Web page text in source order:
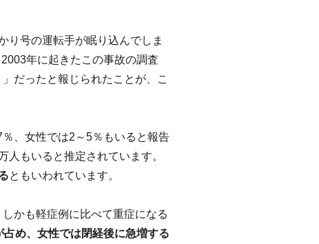
り号の運転手が眠り込んでしま
年に起きたこの事故の調査
」だったと報じられたことが、こ
、女性では2～5％もいると報告
もいると推定されています。
ともいわれています。
かも軽症例に比べて重症になる
め、女性では閉経後に急増する